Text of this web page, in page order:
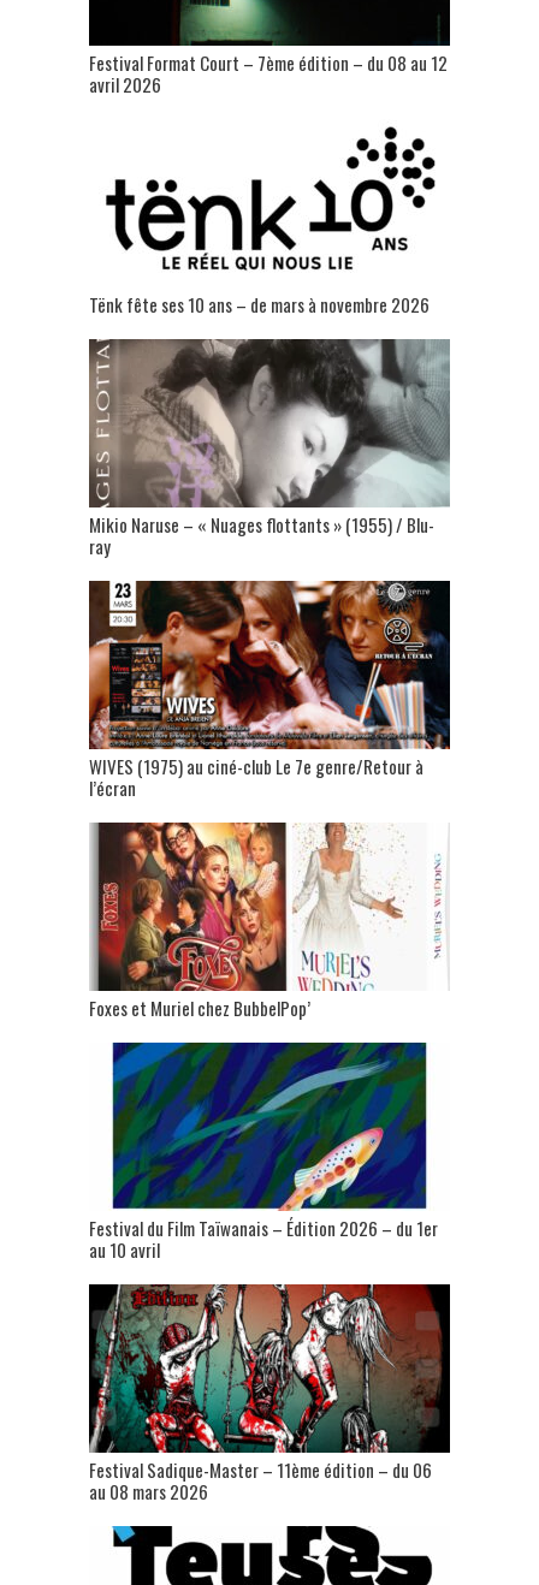
Festival Format Court – 7ème édition – du 08 au 12
avril 2026
Tënk fête ses 10 ans – de mars à novembre 2026
Mikio Naruse – « Nuages flottants » (1955) / Blu-
ray
WIVES (1975) au ciné-club Le 7e genre/Retour à
l’écran
Foxes et Muriel chez BubbelPop’
Festival du Film Taïwanais – Édition 2026 – du 1er
au 10 avril
Festival Sadique-Master – 11ème édition – du 06
au 08 mars 2026